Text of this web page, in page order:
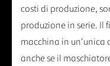
costi di produzione,
produzione in serie.
macchina in un'unica
anche se il